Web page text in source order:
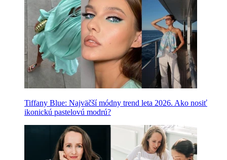
Tiffany Blue: Najväčší módny trend leta 2026. Ako nosiť
ikonickú pastelovú modrú?